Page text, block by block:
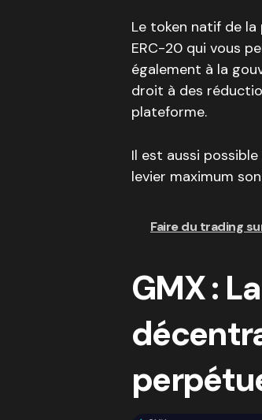
Le token natif de la
ERC-20 qui vous
également à la
droit à des
plateforme.
Il est aussi
levier maximum
Faire du trading
GMX :